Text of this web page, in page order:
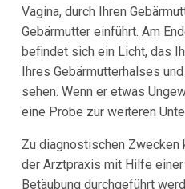
Vagina, durch Ihren
Gebärmutter einführt. Am
befindet sich ein Licht, das
Ihres Gebärmutterhalses
sehen. Wenn er etwas
eine Probe zur weiteren
Zu diagnostischen
der Arztpraxis mit Hilfe
Betäubung durchgeführt